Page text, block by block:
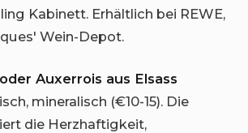
Kabinett. Erhältlich bei REWE,
Wein-Depot.
Auxerrois aus Elsass
mineralisch (€10-15). Die
die Herzhaftigkeit,